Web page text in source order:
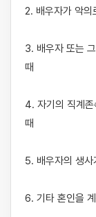
2. 배우자가 악의
3. 배우자 또는
때
4. 자기의 직계
때
5. 배우자의 생
6. 기타 혼인을